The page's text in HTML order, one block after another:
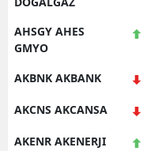
AHSGY AHES
GMYO
AKBNK AKBANK
AKCNS AKCANSA
AKENR AKENERJI